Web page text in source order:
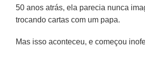
50 anos atrás, ela parecia nunca
trocando cartas com um papa.
Mas isso aconteceu, e começou